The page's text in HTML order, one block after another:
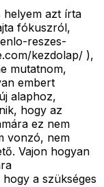
helyem azt írta
fókuszról,
reszes-
kezdolap/ ),
mutatnom,
embert
alaphoz,
hogy az
ez nem
vonzó, nem
Vajon hogyan
a szükséges